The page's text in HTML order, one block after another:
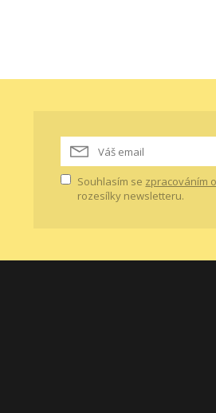
Souhlasím se zpracováním
rozesílky newsletteru.